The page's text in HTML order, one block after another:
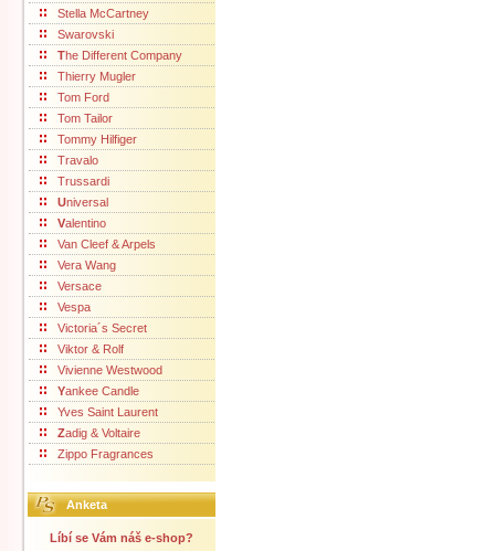
Stella McCartney
Swarovski
The Different Company
Thierry Mugler
Tom Ford
Tom Tailor
Tommy Hilfiger
Travalo
Trussardi
Universal
Valentino
Van Cleef & Arpels
Vera Wang
Versace
Vespa
Victoria´s Secret
Viktor & Rolf
Vivienne Westwood
Yankee Candle
Yves Saint Laurent
Zadig & Voltaire
Zippo Fragrances
Anketa
Líbí se Vám náš e-shop?